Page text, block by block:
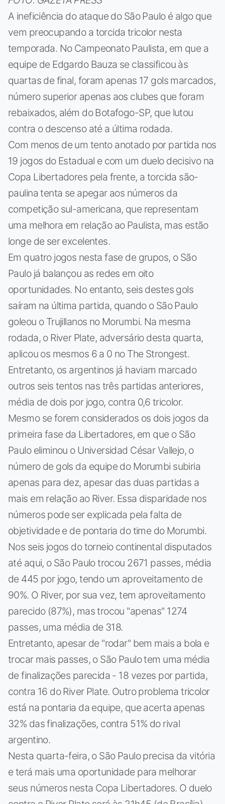
A ineficiência do ataque do São Paulo é algo que
vem preocupando a torcida tricolor nesta
temporada. No Campeonato Paulista, em que a
equipe de Edgardo Bauza se classificou às
quartas de final, foram apenas 17 gols marcados,
número superior apenas aos clubes que foram
rebaixados, além do Botafogo-SP, que lutou
contra o descenso até a última rodada.
Com menos de um tento anotado por partida nos
19 jogos do Estadual e com um duelo decisivo na
Copa Libertadores pela frente, a torcida são-
paulina tenta se apegar aos números da
competição sul-americana, que representam
uma melhora em relação ao Paulista, mas estão
longe de ser excelentes.
Em quatro jogos nesta fase de grupos, o São
Paulo já balançou as redes em oito
oportunidades. No entanto, seis destes gols
saíram na última partida, quando o São Paulo
goleou o Trujillanos no Morumbi. Na mesma
rodada, o River Plate, adversário desta quarta,
aplicou os mesmos 6 a 0 no The Strongest.
Entretanto, os argentinos já haviam marcado
outros seis tentos nas três partidas anteriores,
média de dois por jogo, contra 0,6 tricolor.
Mesmo se forem considerados os dois jogos da
primeira fase da Libertadores, em que o São
Paulo eliminou o Universidad César Vallejo, o
número de gols da equipe do Morumbi subiria
apenas para dez, apesar das duas partidas a
mais em relação ao River. Essa disparidade nos
números pode ser explicada pela falta de
objetividade e de pontaria do time do Morumbi.
Nos seis jogos do torneio continental disputados
até aqui, o São Paulo trocou 2671 passes, média
de 445 por jogo, tendo um aproveitamento de
90%. O River, por sua vez, tem aproveitamento
parecido (87%), mas trocou "apenas" 1274
passes, uma média de 318.
Entretanto, apesar de "rodar" bem mais a bola e
trocar mais passes, o São Paulo tem uma média
de finalizações parecida - 18 vezes por partida,
contra 16 do River Plate. Outro problema tricolor
está na pontaria da equipe, que acerta apenas
32% das finalizações, contra 51% do rival
argentino.
Nesta quarta-feira, o São Paulo precisa da vitória
e terá mais uma oportunidade para melhorar
seus números nesta Copa Libertadores. O duelo